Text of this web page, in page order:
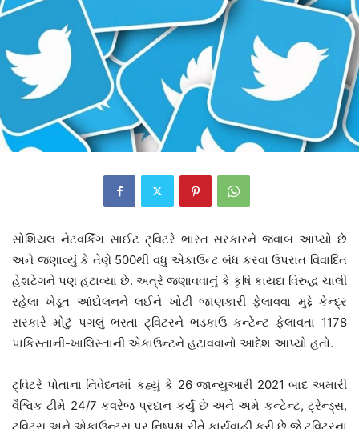
સોશિયલ નેટવર્કિંગ સાઈટ ટ્વિટરે ભારત સરકારને જવાબ આપ્યો છે
અને જણાવ્યું કે તેણે 500થી વધુ એકાઉન્ટ બંધ કરવા ઉપરાંત વિવાદિત
હેશટેગને પણ હટાવ્યા છે. અત્રે જણાવવાનું કે કૃષિ કાયદા વિરુદ્ધ ચાલી
રહેલા ખેડૂત આંદોલનને લઈને ખોટી જાણકારી ફેલાવવા મુદ્દે કેન્દ્ર
સરકારે મોટું પગલું ભરતા ટ્વિટરને ભડકાઉ કન્ટેન્ટ ફેલાવતા 1178
પાકિસ્તાની-ખાલિસ્તાની એકાઉન્ટને હટાવવાનો આદેશ આપ્યો હતો.
ટ્વિટરે પોતાના નિવેદનમાં કહ્યું કે 26 જાન્યુઆરી 2021 બાદ અમારી
વૈશ્વિક ટીમે 24/7 કવરેજ પ્રદાન કર્યું છે અને અમે કન્ટેન્ટ, ટ્રેન્ડ્સ,
ટ્વિટ્સ અને એકાઉન્ટ્સ પર નિષ્પક્ષ રીતે કાર્યવાહી કરી છે જે ટ્વિટરના